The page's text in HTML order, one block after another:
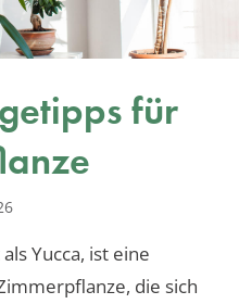
für
Yucca, ist eine
die sich